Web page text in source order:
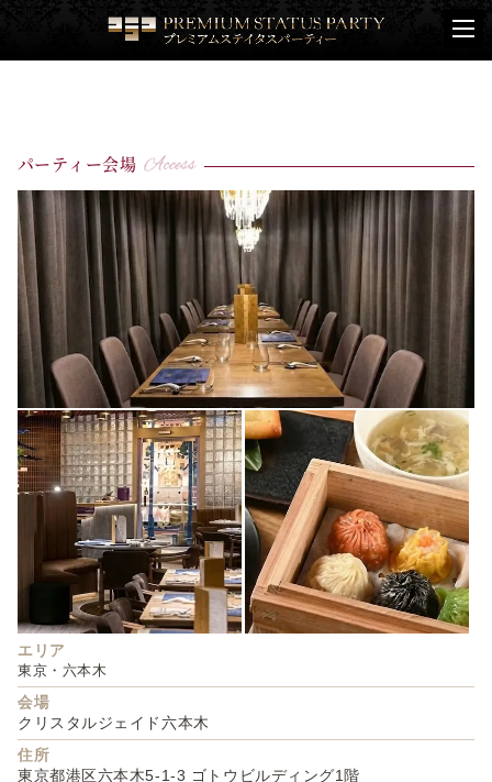
パーティー会場
エリア
東京・六本木
会場
クリスタルジェイド六本木
住所
東京都港区六本木5-1-3 ゴトウビルディング1階